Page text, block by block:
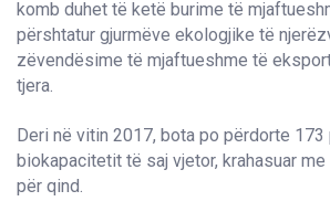
komb duhet të ketë burime të
përshtatur gjurmëve ekologjike të
zëvendësime të mjaftueshme të
tjera.
Deri në vitin 2017, bota po përdorte 173
biokapacitetit të saj vjetor, krahasuar
për qind.